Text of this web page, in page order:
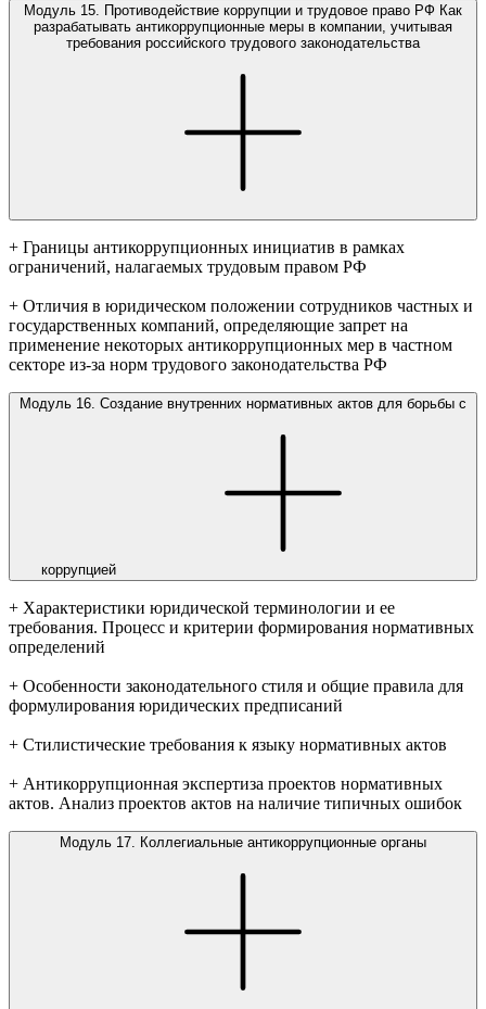
Модуль 15. Противодействие коррупции и трудовое право РФ Как
разрабатывать антикоррупционные меры в компании, учитывая
требования российского трудового законодательства
+ Границы антикоррупционных инициатив в рамках
ограничений, налагаемых трудовым правом РФ
+ Отличия в юридическом положении сотрудников частных и
государственных компаний, определяющие запрет на
применение некоторых антикоррупционных мер в частном
секторе из-за норм трудового законодательства РФ
Модуль 16. Создание внутренних нормативных актов для борьбы с
коррупцией
+ Характеристики юридической терминологии и ее
требования. Процесс и критерии формирования нормативных
определений
+ Особенности законодательного стиля и общие правила для
формулирования юридических предписаний
+ Стилистические требования к языку нормативных актов
+ Антикоррупционная экспертиза проектов нормативных
актов. Анализ проектов актов на наличие типичных ошибок
Модуль 17. Коллегиальные антикоррупционные органы